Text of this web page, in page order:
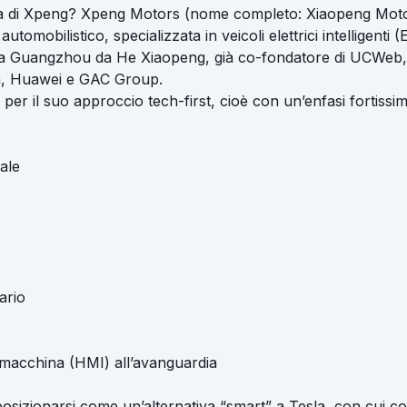
di Xpeng? Xpeng Motors (nome completo: Xiaopeng
specializzata in veicoli elettrici intelligenti
Guangzhou da He Xiaopeng, già co-fondatore di
Huawei e GAC Group.
per il suo approccio tech-first, cioè con un’enfasi
(HMI) all’avanguardia